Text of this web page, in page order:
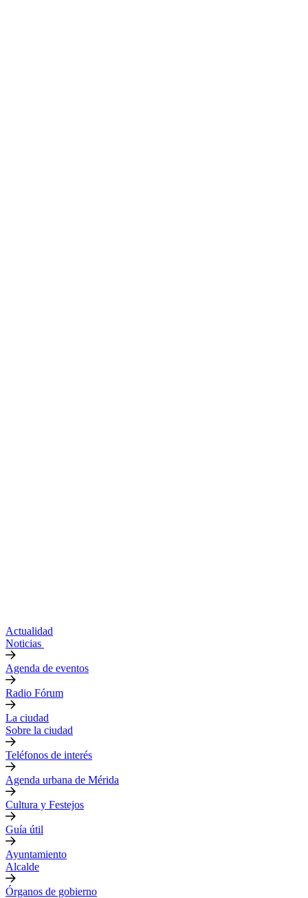
Actualidad
Noticias
Agenda de eventos
Radio Fórum
La ciudad
Sobre la ciudad
Teléfonos de interés
Agenda urbana de Mérida
Cultura y Festejos
Guía útil
Ayuntamiento
Alcalde
Órganos de gobierno